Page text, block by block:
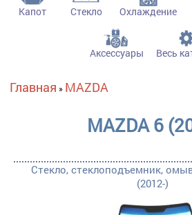
Капот Стекло Охлаждение
Аксессуары Весь
Вы здесь
Главная » MAZDA
MAZDA 6
Стекло, стеклоподъемник,
(2012-)